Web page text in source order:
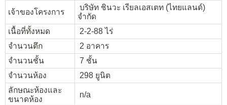
เจ้าของโครงการ
บริษัท ชินวะ เรียลเอสเตท (ไทยแลนด์)
จำกัด
เนื้อที่ทั้งหมด
2-2-88 ไร่
จำนวนตึก
2 อาคาร
จำนวนชั้น
7 ชั้น
จำนวนห้อง
298 ยูนิต
ลักษณะห้องและ
ขนาดห้อง
n/a